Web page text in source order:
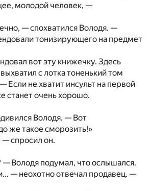
молодой человек, —
— спохватился Володя. —
тонизирующего на предмет
вот эту книжечку. Здесь
с лотка тоненький том
Если не хватит инсульт на первой
станет очень хорошо.
Володя. — Вот
же такое сморозить!»
— спросил он.
— Володя подумал, что ослышался.
— неохотно отвечал продавец. —